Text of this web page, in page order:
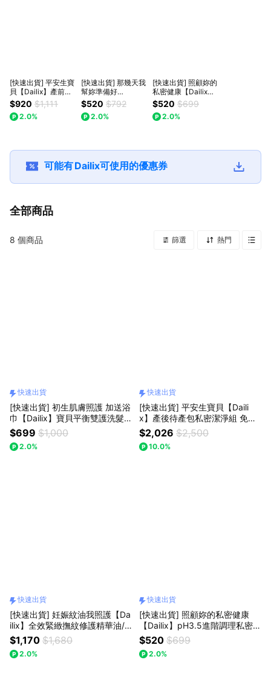
[快速出貨] 平安生寶
貝【Dailix】產前產
後私密救星組(產前
後護墊/產後安睡褲/
產後漂浮衛生棉)(共
$920 $1,111
2.0%
[快速出貨] 那幾天我
幫妳準備好
【Dailix】吸血鬼超
瞬吸抑菌淨味乾爽衛
生棉
$520 $792
2.0%
[快速出貨] 照顧妳的
私密健康【Dailix】
pH3.5進階調理私密
沐浴露 金盞花/茉莉/
玫瑰/薰衣草 250ml
$520 $699
2.0%
可能有Dailix可使用的優惠券
全部商品
8 個商品 篩選 熱門
快速出貨
[快速出貨] 初生肌膚照護 加送浴
巾【Dailix】寶貝平衡雙護洗髮
沐浴露(溫和不流淚) 400ml 加拿
大製 嬰兒沐浴 新生兒禮物
$699 $1,000
2.0%
快速出貨
[快速出貨] 平安生寶貝【Daili
x】產後待產包私密潔淨組 免費
贈好孕禮 懷孕生產禮物
$2,026 $2,500
10.0%
快速出貨
[快速出貨] 妊娠紋油我照護【Da
ilix】全效緊緻撫紋修護精華油/
妊娠油 120ml 加拿大製 孕肚照
護 乾肌保養 懷孕生產禮物
$1,170 $1,680
2.0%
快速出貨
[快速出貨] 照顧妳的私密健康
【Dailix】pH3.5進階調理私密沐
浴露 金盞花/茉莉/玫瑰/薰衣草 2
50ml 加拿大製造 ★LINE禮物獨
家贈生理用品組★
$520 $699
2.0%